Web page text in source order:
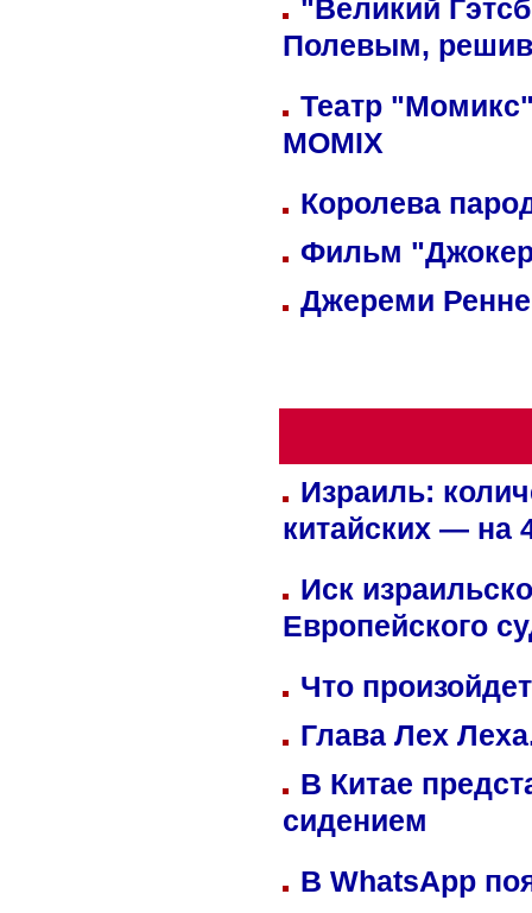
"Великий
Полевым,
Театр
MOMIX
Королева
Фильм
Джереми
Израиль:
китайских — на
Иск
Европейского
Что
Глава Лех
В Китае
сидением
В WhatsApp